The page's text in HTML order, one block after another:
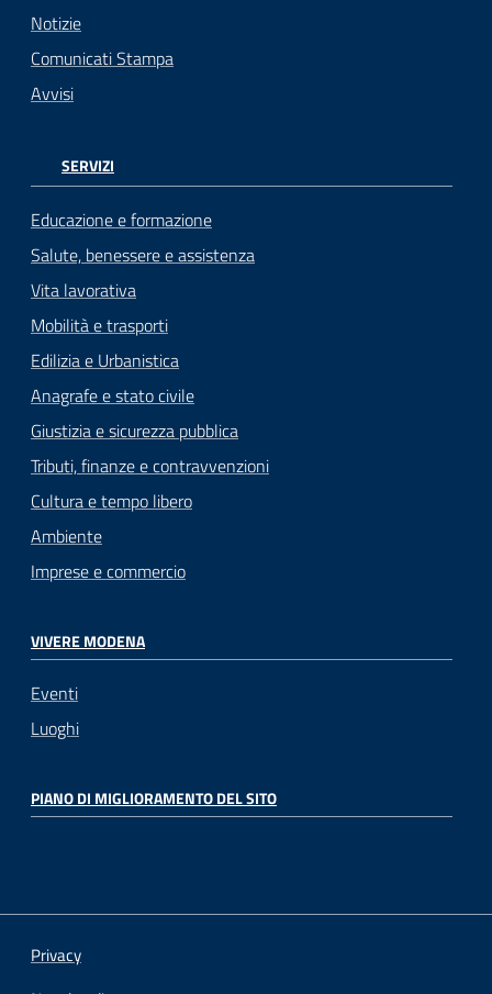
Notizie
Comunicati Stampa
Avvisi
SERVIZI
Educazione e formazione
Salute, benessere e assistenza
Vita lavorativa
Mobilità e trasporti
Edilizia e Urbanistica
Anagrafe e stato civile
Giustizia e sicurezza pubblica
Tributi, finanze e contravvenzioni
Cultura e tempo libero
Ambiente
Imprese e commercio
VIVERE MODENA
Eventi
Luoghi
PIANO DI MIGLIORAMENTO DEL SITO
Privacy